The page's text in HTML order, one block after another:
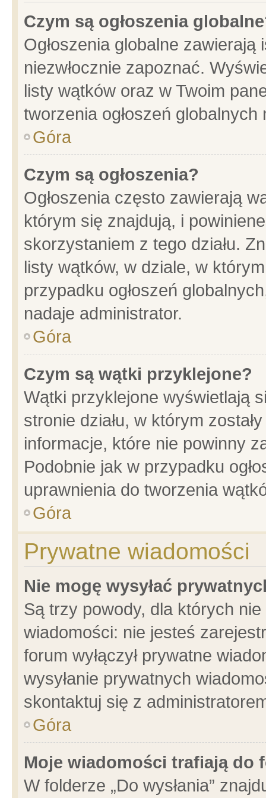
Czym są ogłoszenia
Ogłoszenia globalne
niezwłocznie zapoznać.
listy wątków oraz w Twoim
tworzenia ogłoszeń
Góra
Czym są ogłoszenia?
Ogłoszenia często zawierają
którym się znajdują, i
skorzystaniem z tego działu.
listy wątków, w dziale, w
przypadku ogłoszeń
nadaje administrator.
Góra
Czym są wątki przyklejone?
Wątki przyklejone wyświetlają
stronie działu, w którym
informacje, które nie powinny
Podobnie jak w przypadku
uprawnienia do tworzenia
Góra
Prywatne wiadomości
Nie mogę wysyłać
Są trzy powody, dla których
wiadomości: nie jesteś
forum wyłączył prywatne
wysyłanie prywatnych
skontaktuj się z
Góra
Moje wiadomości trafiają do
W folderze „Do wysłania”